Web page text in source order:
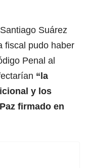
Suárez
fiscal pudo haber
Penal al
“la
y los
firmado en